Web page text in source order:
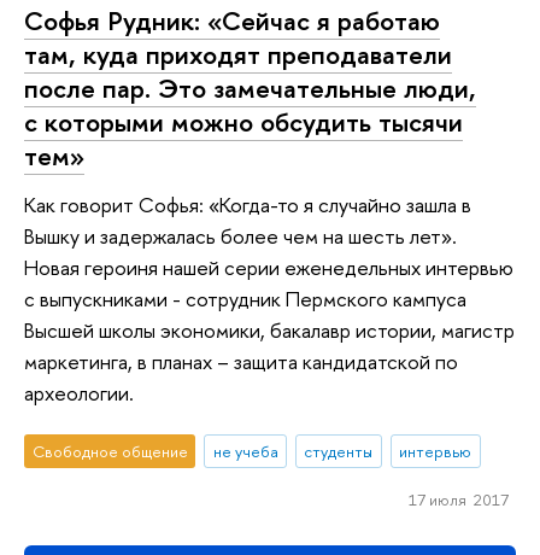
Софья Рудник: «Сейчас я работаю
там, куда приходят преподаватели
после пар. Это замечательные люди,
с которыми можно обсудить тысячи
тем»
Как говорит Софья: «Когда-то я случайно зашла в
Вышку и задержалась более чем на шесть лет».
Новая героиня нашей серии еженедельных интервью
с выпускниками - сотрудник Пермского кампуса
Высшей школы экономики, бакалавр истории, магистр
маркетинга, в планах – защита кандидатской по
археологии.
Свободное общение не учеба студенты интервью
17 июля 2017